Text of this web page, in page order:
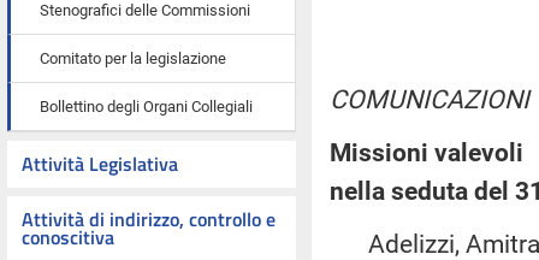
Stenografici delle Commissioni
Comitato per la legislazione
Bollettino degli Organi Collegiali
Attività Legislativa
Attività di indirizzo, controllo e
conoscitiva
COMUNICAZIONI
Missioni valevoli
nella seduta del
Adelizzi,